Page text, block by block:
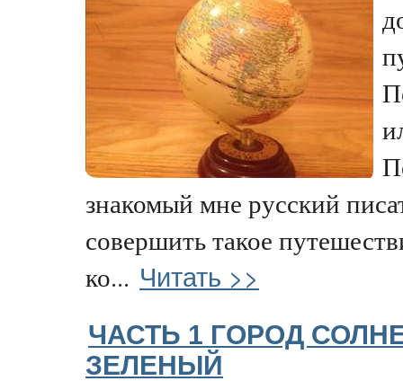
знакомый мне русский
совершить такое
ко... Читать >>
ЧАСТЬ 1 ГОРОД
ЗЕЛЕНЫЙ